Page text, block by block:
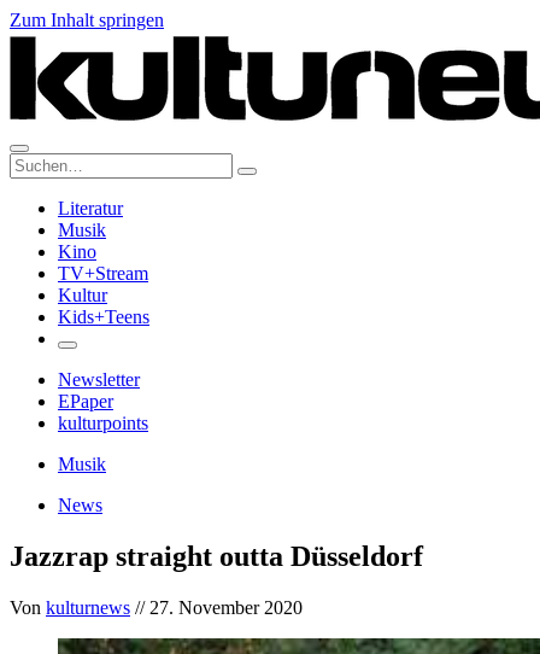
Zum Inhalt springen
Suche:
Literatur
Musik
Kino
TV+Stream
Kultur
Kids+Teens
Newsletter
EPaper
kulturpoints
Musik
News
Jazzrap straight outta Düsseldorf
Von kulturnews // 27. November 2020